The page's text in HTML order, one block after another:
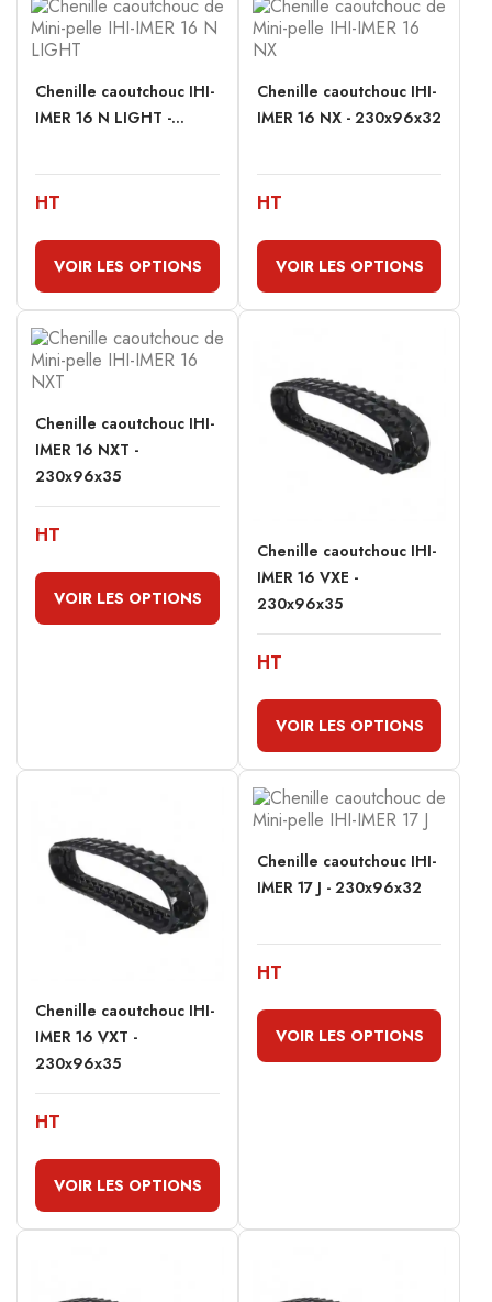
Chenille caoutchouc IHI-
IMER 16 N LIGHT -...
HT
VOIR LES OPTIONS
Chenille caoutchouc IHI-
IMER 16 NX - 230x96x32
HT
VOIR LES OPTIONS
Chenille caoutchouc IHI-
IMER 16 NXT -
230x96x35
HT
VOIR LES OPTIONS
Chenille caoutchouc IHI-
IMER 16 VXE -
230x96x35
HT
VOIR LES OPTIONS
Chenille caoutchouc IHI-
IMER 16 VXT -
230x96x35
HT
VOIR LES OPTIONS
Chenille caoutchouc IHI-
IMER 17 J - 230x96x32
HT
VOIR LES OPTIONS